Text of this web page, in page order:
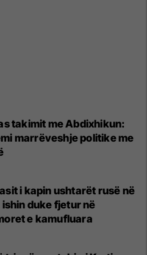
takimit me Abdixhikun:
marrëveshje politike me
i kapin ushtarët rusë në
duke fjetur në
e kamufluara